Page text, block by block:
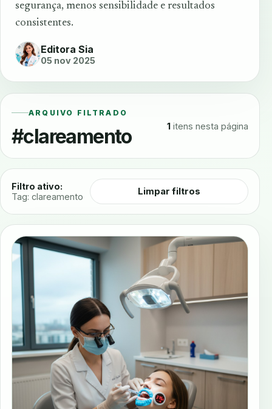
segurança, menos sensibilidade e resultados
consistentes.
Editora Sia
05 nov 2025
ARQUIVO FILTRADO
#clareamento 1 itens nesta página
Filtro ativo:
Tag: clareamento
Limpar filtros